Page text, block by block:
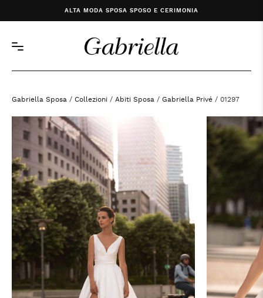
ALTA MODA SPOSA SPOSO E CERIMONIA
Gabriella Sposa / Collezioni / Abiti Sposa / Gabriella Privé / 01297